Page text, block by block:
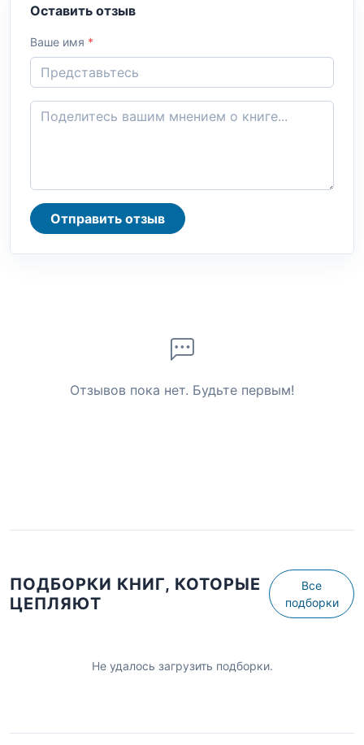
Оставить отзыв
Ваше имя *
Отправить отзыв
Отзывов пока нет. Будьте первым!
ПОДБОРКИ КНИГ, КОТОРЫЕ
ЦЕПЛЯЮТ
Все
подборки
Не удалось загрузить подборки.